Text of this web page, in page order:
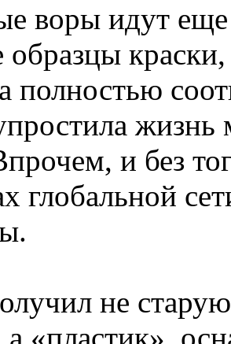
воры идут
образцы
полностью
и без
глобальной
не
а «пластик»,